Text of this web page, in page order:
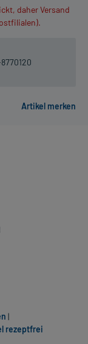
daher Versand
|
rezeptfrei